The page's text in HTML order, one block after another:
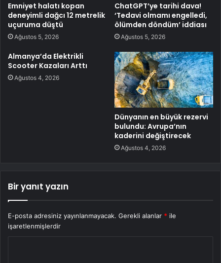
Emniyet halatı kopan
deneyimli dağcı 12 metrelik
uçuruma düştü
Ağustos 5, 2026
ChatGPT’ye tarihi dava!
‘Tedavi olmamı engelledi,
ölümden döndüm’ iddiası
Ağustos 5, 2026
Almanya’da Elektrikli
Scooter Kazaları Arttı
Ağustos 4, 2026
Dünyanın en büyük rezervi
bulundu: Avrupa’nın
kaderini değiştirecek
Ağustos 4, 2026
Bir yanıt yazın
E-posta adresiniz yayınlanmayacak. Gerekli alanlar * ile
işaretlenmişlerdir